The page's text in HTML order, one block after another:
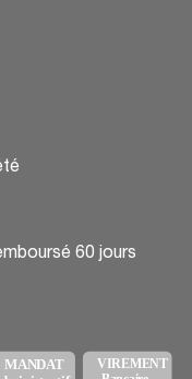
60 jours